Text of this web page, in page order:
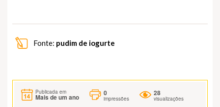
Fonte: pudim de iogurte
Publicada em
Mais de um ano
0
impressões
28
visualizações